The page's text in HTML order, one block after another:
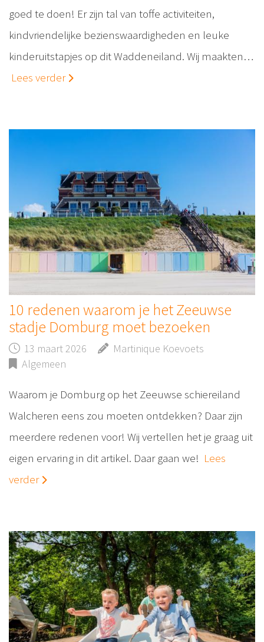
goed te doen! Er zijn tal van toffe activiteiten,
kindvriendelijke bezienswaardigheden en leuke
kinderuitstapjes op dit Waddeneiland. Wij maakten…
Lees verder
10 redenen waarom je het Zeeuwse
stadje Domburg moet bezoeken
13 maart 2026
Martinique Koevoets
Algemeen
Waarom je Domburg op het Zeeuwse schiereiland
Walcheren eens zou moeten ontdekken? Daar zijn
meerdere redenen voor! Wij vertellen het je graag uit
eigen ervaring in dit artikel. Daar gaan we! Lees
verder